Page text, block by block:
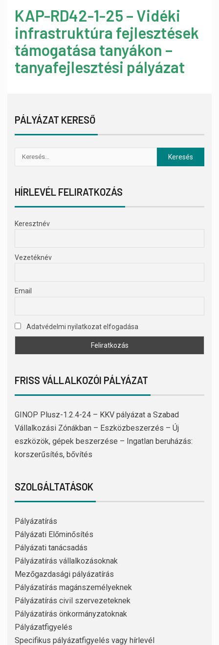
KAP-RD42-1-25 – Vidéki
infrastruktúra fejlesztések
támogatása tanyákon –
tanyafejlesztési pályázat
PÁLYÁZAT KERESŐ
HÍRLEVÉL FELIRATKOZÁS
Keresztnév
Vezetéknév
Email
Adatvédelmi nyilatkozat elfogadása
FRISS VÁLLALKOZÓI PÁLYÁZAT
GINOP Plusz-1.2.4-24 – KKV pályázat a Szabad
Vállalkozási Zónákban – Eszközbeszerzés – Új
eszközök, gépek beszerzése – Ingatlan beruházás:
korszerűsítés, bővítés
SZOLGÁLTATÁSOK
Pályázatírás
Pályázati Előminősítés
Pályázati tanácsadás
Pályázatírás vállalkozásoknak
Mezőgazdasági pályázatírás
Pályázatírás magánszemélyeknek
Pályázatírás civil szervezeteknek
Pályázatírás önkormányzatoknak
Pályázatfigyelés
Specifikus pályázatfigyelés vagy hírlevél